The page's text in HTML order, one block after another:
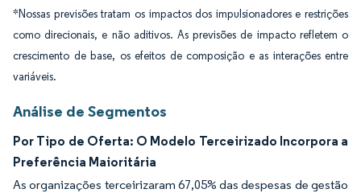
*Nossas previsões tratam os impactos dos impulsionadores e restrições
como direcionais, e não aditivos. As previsões de impacto refletem o
crescimento de base, os efeitos de composição e as interações entre
variáveis.
Análise de Segmentos
Por Tipo de Oferta: O Modelo Terceirizado Incorpora a
Preferência Maioritária
As organizações terceirizaram 67,05% das despesas de gestão